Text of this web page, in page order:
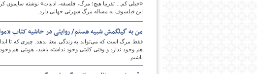
«خیلی کم... تقریبا هیچ؛ مرگ، فلسفه، ادبیات» نوشته سایمون
این فیلسوف به مساله مرگ شهرتی جهانی دارد.
من به گیلگمش شبیه هستم/ روایتی در حاشیه کتاب
فقط مرگ است که می‌تواند به زندگی معنا بدهد. چیزی که تا
هم وجود ندارد و وقتی کلیتی وجود نداشته باشد، هویتی هم
باشیم.